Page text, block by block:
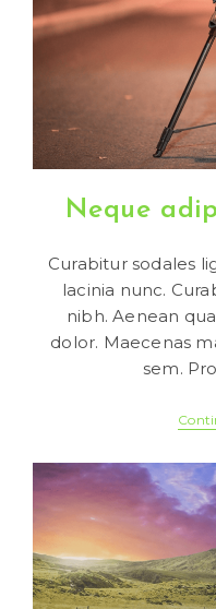
Neque
Curabitur sodales
lacinia nunc.
nibh. Aenean
dolor. Maecenas
sem.